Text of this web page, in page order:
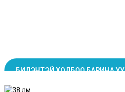
БИДЭНТЭЙ ХОЛБОО БАРИНА УУ